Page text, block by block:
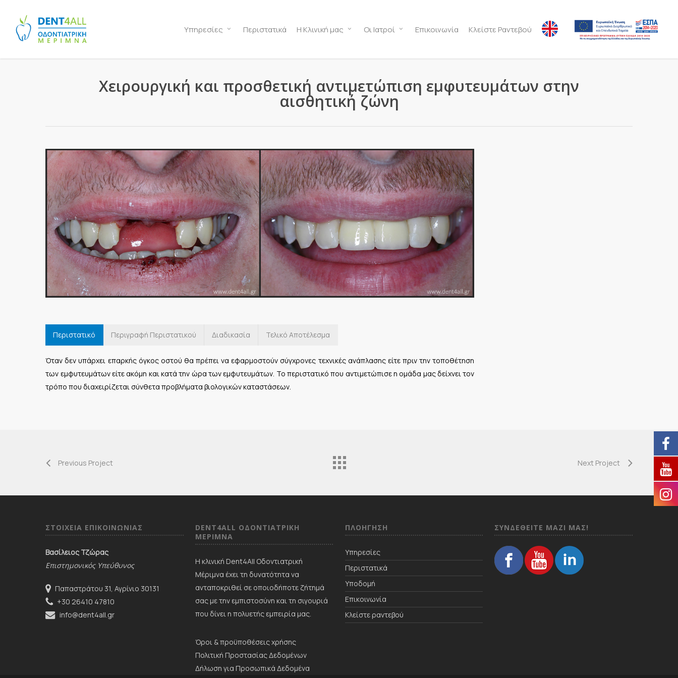
Υπηρεσίες Περιστατικά Η Κλινική μας Οι Ιατροί Επικοινωνία Κλείστε Ραντεβού
Χειρουργική και προσθετική αντιμετώπιση εμφυτευμάτων στην
αισθητική ζώνη
Περιστατικό Περιγραφή Περιστατικού Διαδικασία Τελικό Αποτέλεσμα
Όταν δεν υπάρχει επαρκής όγκος οστού θα πρέπει να εφαρμοστούν σύγχρονες τεχνικές ανάπλασης είτε πριν την τοποθέτηση
των εμφυτευμάτων είτε ακόμη και κατά την ώρα των εμφυτευμάτων. Το περιστατικό που αντιμετώπισε η ομάδα μας δείχνει τον
τρόπο που διαχειρίζεται σύνθετα προβλήματα βιολογικών καταστάσεων.
Previous Project Next Project
ΣΤΟΙΧΕΙΑ ΕΠΙΚΟΙΝΩΝΙΑΣ
Βασίλειος Τζώρας
Επιστημονικός Υπεύθυνος
Παπαστράτου 31, Αγρίνιο 30131
+30 26410 47810
info@dent4all.gr
DENT4ALL ΟΔΟΝΤΙΑΤΡΙΚΗ
ΜΕΡΙΜNΑ
Η κλινική Dent4All Οδοντιατρική
Μέριμνα έχει τη δυνατότητα να
ανταποκριθεί σε οποιοδήποτε ζήτημά
σας με την εμπιστοσύνη και τη σιγουριά
που δίνει η πολυετής εμπειρία μας.
Όροι & προϋποθέσεις χρήσης
Πολιτική Προστασίας Δεδομένων
Δήλωση για Προσωπικά Δεδομένα
ΠΛΟΗΓΗΣΗ
Υπηρεσίες
Περιστατικά
Υποδομή
Επικοινωνία
Κλείστε ραντεβού
ΣΥΝΔΕΘΕΙΤΕ ΜΑΖΙ ΜΑΣ!